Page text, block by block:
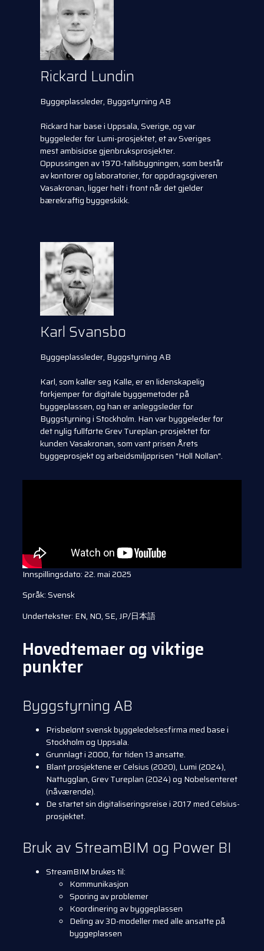
Rickard Lundin
Byggeplassleder, Byggstyrning AB
Rickard har base i Uppsala, Sverige, og var
byggeleder for Lumi-prosjektet, et av Sveriges
mest ambisiøse gjenbruksprosjekter.
Oppussingen av 1970-tallsbygningen, som består
av kontorer og laboratorier, for oppdragsgiveren
Vasakronan, ligger helt i front når det gjelder
bærekraftig byggeskikk.
Karl Svansbo
Byggeplassleder, Byggstyrning AB
Karl, som kaller seg Kalle, er en lidenskapelig
forkjemper for digitale byggemetoder på
byggeplassen, og han er anleggsleder for
Byggstyrning i Stockholm. Han var byggeleder for
det nylig fullførte Grev Tureplan-prosjektet for
kunden Vasakronan, som vant prisen Årets
byggeprosjekt og arbeidsmiljøprisen "Holl Nollan".
Innspillingsdato: 22. mai 2025
Språk: Svensk
Undertekster: EN, NO, SE, JP/日本語
Hovedtemaer og viktige
punkter
Byggstyrning AB
Prisbelønt svensk byggeledelsesfirma med base i
Stockholm og Uppsala.
Grunnlagt i 2000, for tiden 13 ansatte.
Blant prosjektene er Celsius (2020), Lumi (2024),
Nattugglan, Grev Tureplan (2024) og Nobelsenteret
(nåværende).
De startet sin digitaliseringsreise i 2017 med Celsius-
prosjektet.
Bruk av StreamBIM og Power BI
StreamBIM brukes til:
Kommunikasjon
Sporing av problemer
Koordinering av byggeplassen
Deling av 3D-modeller med alle ansatte på
byggeplassen